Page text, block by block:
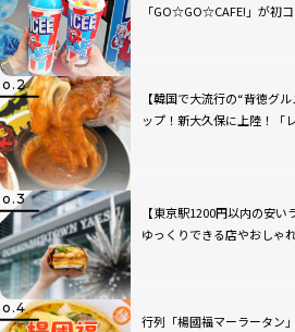
「GO☆GO☆CAFE!」が初
【韓国で大流行の“背徳グ
ップ！新大久保に上陸！「
【東京駅1200円以内の安
ゆっくりできる店やおしゃ
行列「楊國福マーラータン